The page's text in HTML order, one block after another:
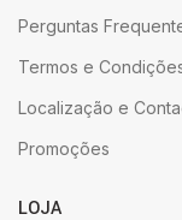
Perguntas
Termos e
Localização e
Promoções
LOJA